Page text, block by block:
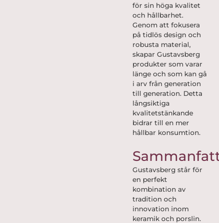
för sin höga kvalitet
och hållbarhet.
Genom att fokusera
på tidlös design och
robusta material,
skapar Gustavsberg
produkter som varar
länge och som kan gå
i arv från generation
till generation. Detta
långsiktiga
kvalitetstänkande
bidrar till en mer
hållbar konsumtion.
Gustavsberg står för
en perfekt
kombination av
tradition och
innovation inom
keramik och porslin.